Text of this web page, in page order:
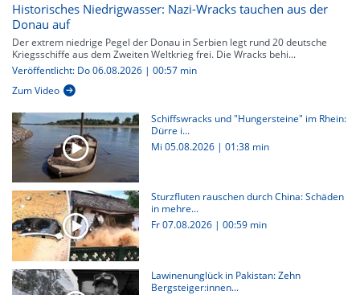
Historisches Niedrigwasser: Nazi-Wracks tauchen aus der
Donau auf
Der extrem niedrige Pegel der Donau in Serbien legt rund 20 deutsche
Kriegsschiffe aus dem Zweiten Weltkrieg frei. Die Wracks behi...
Veröffentlicht: Do 06.08.2026 | 00:57 min
Zum Video
Schiffswracks und "Hungersteine" im Rhein:
Dürre i...
Mi 05.08.2026 | 01:38 min
Sturzfluten rauschen durch China: Schäden
in mehre...
Fr 07.08.2026 | 00:59 min
Lawinenunglück in Pakistan: Zehn
Bergsteiger:innen...